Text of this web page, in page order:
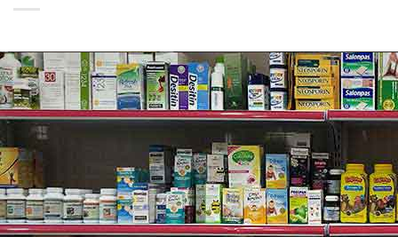
✓ Vitamin B6: tham gia vào quá trình chuyển hóa đạm
trong cơ thể, đồng thời kích thích sản sinh hormone
hạnh phúc serotoin giúp cơ thể và tinh thần luôn đạt ở
trạng thái tươi vui, tràn đầy năng lượng.
✓ Muối cân bằng (Sodium citrate): là hợp chất hữu cơ
thiết yếu có khả năng cân bằng độ pH trên da, giảm
thiểu tình trạng sưng viêm do mụn.